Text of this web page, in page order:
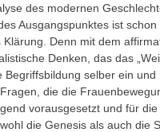
des modernen
Ausgangspunktes ist
Denn mit dem
Denken, das das
selber ein und
die die
vorausgesetzt und für
die Genesis als auch die